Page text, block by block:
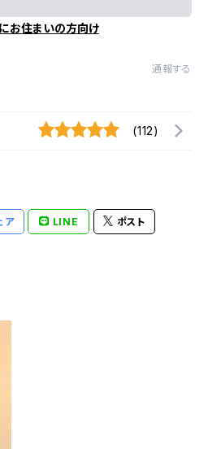
お住まいの方向け
通報する
(112)
ア LINE ポスト